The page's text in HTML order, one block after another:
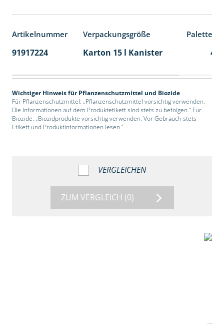
Artikelnummer Verpackungsgröße
91917224 Karton 15 l Kanister 48
Wichtiger Hinweis für Pflanzenschutzmittel und Biozide
Für Pflanzenschutzmittel: „Pflanzenschutzmittel vorsichtig verwenden.
Die Informationen auf dem Produktetikett sind stets zu befolgen.“ Für
Biozide: „Biozidprodukte vorsichtig verwenden. Vor Gebrauch stets
Etikett und Produktinformationen lesen.“
VERGLEICHEN
ZUM VERGLEICH (0)